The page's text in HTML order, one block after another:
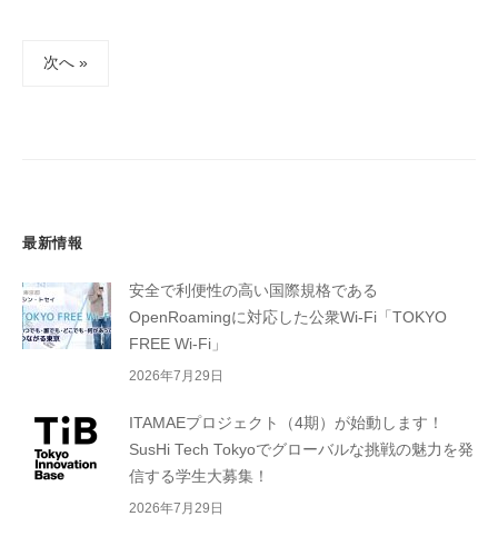
送
次へ »
最新情報
安全で利便性の高い国際規格である
OpenRoamingに対応した公衆Wi-Fi「TOKYO
FREE Wi-Fi」
2026年7月29日
ITAMAEプロジェクト（4期）が始動します！
SusHi Tech Tokyoでグローバルな挑戦の魅力を発
信する学生大募集！
2026年7月29日